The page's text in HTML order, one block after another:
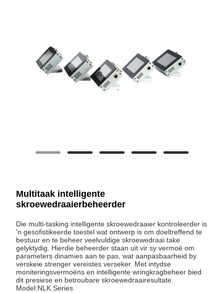
Multitaak intelligente
skroewedraaierbeheerder
Die multi-tasking intelligente skroewedraaier kontroleerder is
'n gesofistikeerde toestel wat ontwerp is om doeltreffend te
bestuur en te beheer veelvuldige skroewedraai take
gelyktydig. Hierdie beheerder staan ​​uit vir sy vermoë om
parameters dinamies aan te pas, wat aanpasbaarheid by
verskeie strenger vereistes verseker. Met intydse
moniteringsvermoëns en intelligente wringkragbeheer bied
dit presiese en betroubare skroewedraairesultate.
Model:NLK Series